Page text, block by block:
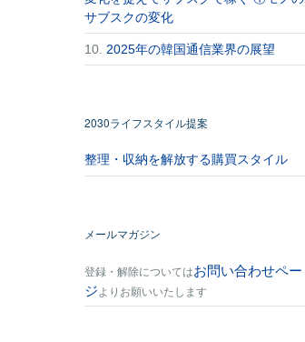
サブスクの変化
10. 2025年の韓国通信業界の展望
2030ライフスタイル提案
整理・収納を解放する購買スタイル
メールマガジン
登録・解除についてはお問い合わせペー
ジよりお願いいたします